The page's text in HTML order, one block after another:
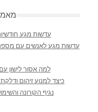
עדשות מגע
עדשות מגע לאנשים עם
למה אסור לישון
כיצד למנוע זיהום
נגיף הקורונה